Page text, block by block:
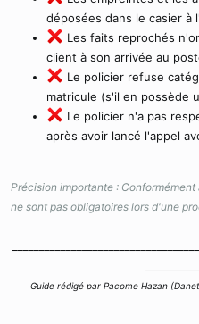
déposées dans le casier à
Les faits reprochés
client à son arrivée au
Le policier refuse
matricule (s'il en possède
Le policier n'a pas
après avoir lancé l'appel
Précision importante :
ne sont pas obligatoires lors d'une
Guide rédigé par Pacome Hazan